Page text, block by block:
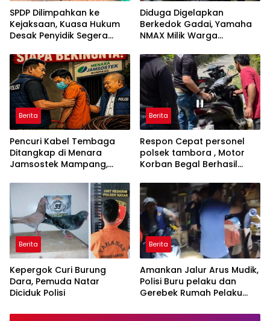
SPDP Dilimpahkan ke
Kejaksaan, Kuasa Hukum
Desak Penyidik Segera
Pengeroyokan
Diduga Digelapkan
Berkedok Gadai, Yamaha
NMAX Milik Warga
Lima Kali, Polisi Dalami
Dugaan Penggelapan dan
Penadahan
Berita
Pencuri Kabel Tembaga
Ditangkap di Menara
Jamsostek Mampang,
Adanya Jaringan
Berita
Respon Cepat personel
polsek tambora , Motor
Korban Begal Berhasil
Kejadian
Berita
Kepergok Curi Burung
Dara, Pemuda Natar
Diciduk Polisi
Berita
Amankan Jalur Arus Mudik,
Polisi Buru pelaku dan
Gerebek Rumah Pelaku